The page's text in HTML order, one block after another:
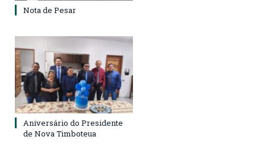
Nota de Pesar
Aniversário do Presidente
de Nova Timboteua